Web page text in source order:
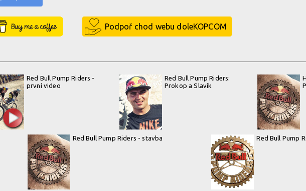
Buy Me a Coffee Podpoř chod webu doleKOPCOM
Red Bull Pump Riders -
první video
Red Bull Pump Riders:
Prokop a Slavík
Red Bull Pump Riders - stavba Red Bull Pump